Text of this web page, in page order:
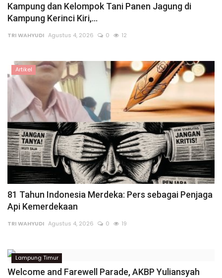
Kampung dan Kelompok Tani Panen Jagung di
Kampung Kerinci Kiri,...
TRI WAHYUDI Agustus 4, 2026 0 12
Artikel
81 Tahun Indonesia Merdeka: Pers sebagai Penjaga
Api Kemerdekaan
TRI WAHYUDI Agustus 4, 2026 0 19
Lampung Timur
Welcome and Farewell Parade, AKBP Yuliansyah